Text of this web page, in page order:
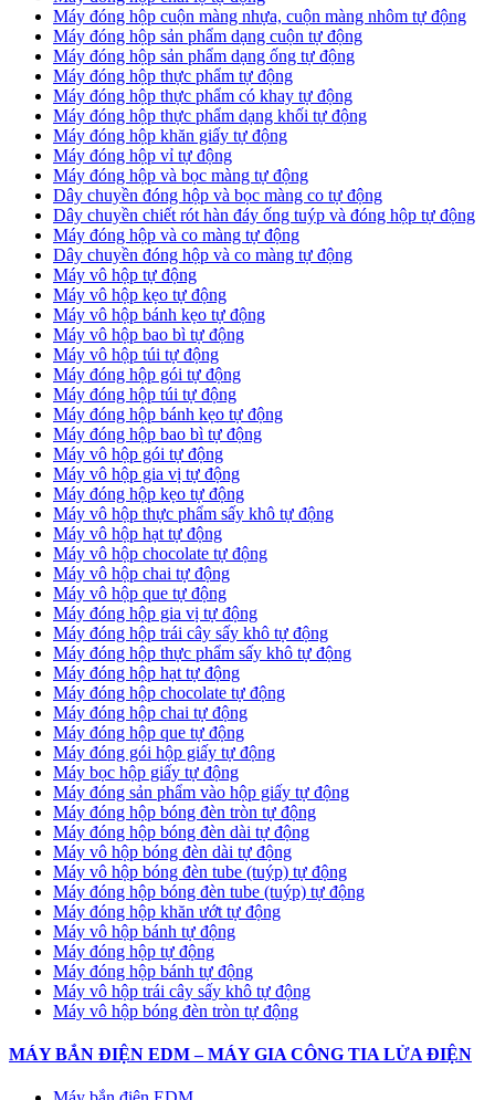
Máy đóng hộp cuộn màng nhựa, cuộn màng nhôm tự động
Máy đóng hộp sản phẩm dạng cuộn tự động
Máy đóng hộp sản phẩm dạng ống tự động
Máy đóng hộp thực phẩm tự động
Máy đóng hộp thực phẩm có khay tự động
Máy đóng hộp thực phẩm dạng khối tự động
Máy đóng hộp khăn giấy tự động
Máy đóng hộp vỉ tự động
Máy đóng hộp và bọc màng tự động
Dây chuyền đóng hộp và bọc màng co tự động
Dây chuyền chiết rót hàn đáy ống tuýp và đóng hộp tự động
Máy đóng hộp và co màng tự động
Dây chuyền đóng hộp và co màng tự động
Máy vô hộp tự động
Máy vô hộp kẹo tự động
Máy vô hộp bánh kẹo tự động
Máy vô hộp bao bì tự động
Máy vô hộp túi tự động
Máy đóng hộp gói tự động
Máy đóng hộp túi tự động
Máy đóng hộp bánh kẹo tự động
Máy đóng hộp bao bì tự động
Máy vô hộp gói tự động
Máy vô hộp gia vị tự động
Máy đóng hộp kẹo tự động
Máy vô hộp thực phẩm sấy khô tự động
Máy vô hộp hạt tự động
Máy vô hộp chocolate tự động
Máy vô hộp chai tự động
Máy vô hộp que tự động
Máy đóng hộp gia vị tự động
Máy đóng hộp trái cây sấy khô tự động
Máy đóng hộp thực phẩm sấy khô tự động
Máy đóng hộp hạt tự động
Máy đóng hộp chocolate tự động
Máy đóng hộp chai tự động
Máy đóng hộp que tự động
Máy đóng gói hộp giấy tự động
Máy bọc hộp giấy tự động
Máy đóng sản phẩm vào hộp giấy tự động
Máy đóng hộp bóng đèn tròn tự động
Máy đóng hộp bóng đèn dài tự động
Máy vô hộp bóng đèn dài tự động
Máy vô hộp bóng đèn tube (tuýp) tự động
Máy đóng hộp bóng đèn tube (tuýp) tự động
Máy đóng hộp khăn ướt tự động
Máy vô hộp bánh tự động
Máy đóng hộp tự động
Máy đóng hộp bánh tự động
Máy vô hộp trái cây sấy khô tự động
Máy vô hộp bóng đèn tròn tự động
MÁY BẮN ĐIỆN EDM – MÁY GIA CÔNG TIA LỬA ĐIỆN